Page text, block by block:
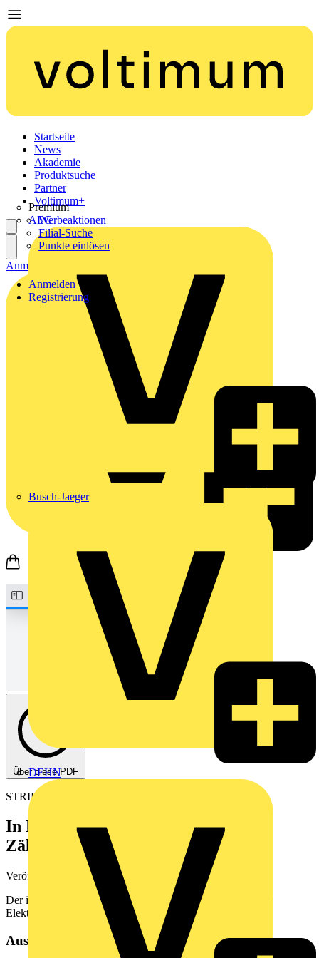
Startseite
News
Akademie
Produktsuche
Partner
Premium
AEG
Busch-Jaeger
DEHN
Voltimum+
Werbeaktionen
Filial-Suche
Punkte einlösen
Anmelden
Registrierung
Anmelden
Über diese PDF
STRIEBEL & JOHN
In Rekordzeit zum individuellen
Zählerplatz
Veröffentlicht: 18. Februar 2022
· Kategorie: Broschüre
Der innovative Zählerplatz-Konfigurator ComfortPlaner für
Elektroinstallateure
Aus diesem Dokument